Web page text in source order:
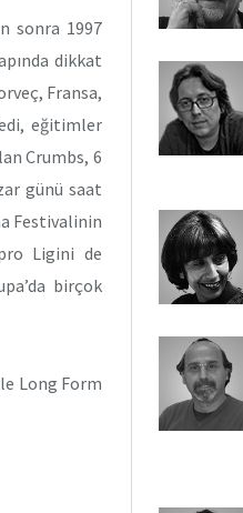
sonra 1997
dik­kat
Fransa,
eğitimler
Crumbs, 6
günü saat
Festi­valinin
Ligini de
bir­çok
Long Form